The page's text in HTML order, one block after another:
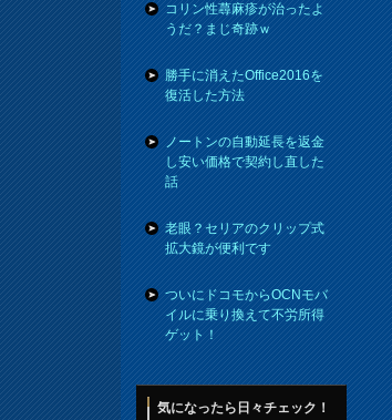
コリン性蕁麻疹が治ったよ
うだ？まじ奇跡ｗ
勝手に消えたOffice2016を
復活した方法
ノートンの自動延長を返金
し安い価格で契約し直した
話
老眼？セリアのクリップ式
拡大鏡が便利です
ついにドコモからOCNモバ
イルに乗り換えて不労所得
ゲット！
気になったら日々チェック！